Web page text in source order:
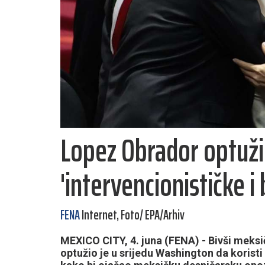
Lopez Obrador
'intervencionističke
FENAInternet, Foto/ EPA/Arhiv
MEXICO CITY, 4. juna (FENA) - Bivši
optužio je u srijedu Washington da